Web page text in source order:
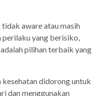
tidak aware atau masih
perilaku yang berisiko,
pilihan terbaik yang
didorong untuk
dan menggunakan